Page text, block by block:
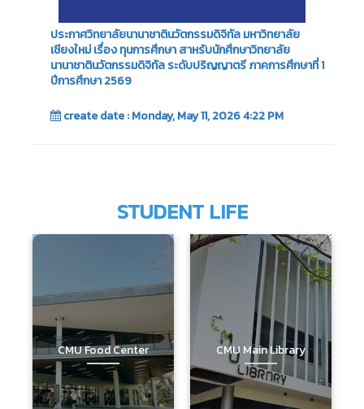
ประกาศวิทยาลัยนานาชาตินวัตกรรมดิจิทัล มหาวิทยาลัย
เชียงใหม่ เรื่อง ทุนการศึกษา สาหรับนักศึกษาวิทยาลัย
นานาชาตินวัตกรรมดิจิทัล ระดับปริญญาตรี ภาคการศึกษาที่ 1
ปีการศึกษา 2569
create date : Monday, May 11, 2026 4:22 PM
STUDENT LIFE
CMU Food Center CMU Main Library